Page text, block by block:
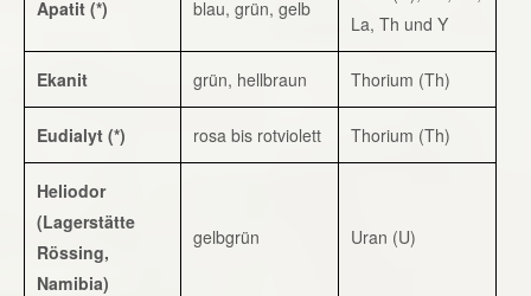
Apatit (*) blau, grün, gelb
La, Th und Y
Ekanit grün, hellbraun Thorium (Th)
Eudialyt (*) rosa bis rotviolett Thorium (Th)
Heliodor
(Lagerstätte
Rössing,
Namibia)
gelbgrün Uran (U)